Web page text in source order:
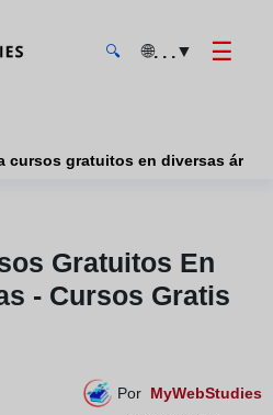
🔍 🌐. . .▼ ☰
Gratuitos En
- Cursos Gratis
Por MyWebStudies